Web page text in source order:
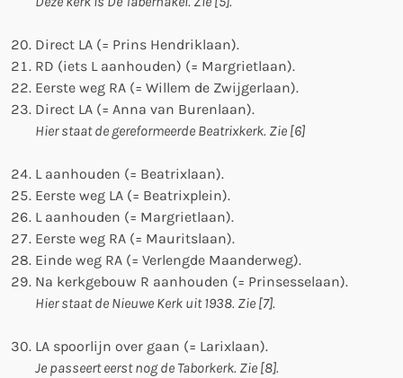
Direct LA (= Prins Hendriklaan).
RD (iets L aanhouden) (= Margrietlaan).
Eerste weg RA (= Willem de Zwijgerlaan).
Direct LA (= Anna van Burenlaan).
Hier staat de gereformeerde Beatrixkerk. Zie [6]
L aanhouden (= Beatrixlaan).
Eerste weg LA (= Beatrixplein).
L aanhouden (= Margrietlaan).
Eerste weg RA (= Mauritslaan).
Einde weg RA (= Verlengde Maanderweg).
Na kerkgebouw R aanhouden (= Prinsesselaan).
Hier staat de Nieuwe Kerk uit 1938. Zie [7].
LA spoorlijn over gaan (= Larixlaan).
Je passeert eerst nog de Taborkerk. Zie [8].